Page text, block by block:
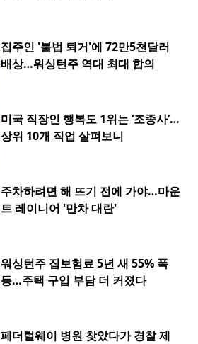
집주인 '불법 퇴거'에 72만5천달러
배상…워싱턴주 역대 최대 합의
미국 직장인 행복도 1위는 ‘조종사’…
상위 10개 직업 살펴보니
주차하려면 해 뜨기 전에 가야…마운
트 레이니어 '만차 대란'
워싱턴주 집보험료 5년 새 55% 폭
등…주택 구입 부담 더 커졌다
페더럴웨이 병원 찾았다가 경찰 제